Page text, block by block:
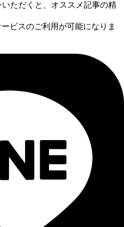
ただくと、オススメ記事の精
ビスのご利用が可能になりま